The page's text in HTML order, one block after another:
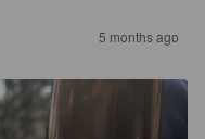
5 months ago